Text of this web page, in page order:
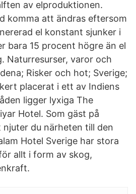
av elproduktionen.
komma att ändras eftersom
el konstant sjunker i
bara 15 procent högre än el
Naturresurser, varor och
Risker och hot; Sverige;
placerat i ett av Indiens
ligger lyxiga The
Hotel. Som gäst på
du närheten till den
Hotel Sverige har stora
allt i form av skog,